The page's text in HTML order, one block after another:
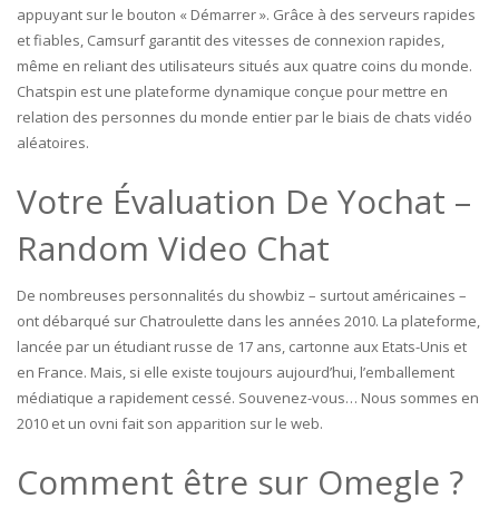
appuyant sur le bouton « Démarrer ». Grâce à des serveurs rapides
et fiables, Camsurf garantit des vitesses de connexion rapides,
même en reliant des utilisateurs situés aux quatre coins du monde.
Chatspin est une plateforme dynamique conçue pour mettre en
relation des personnes du monde entier par le biais de chats vidéo
aléatoires.
Votre Évaluation De Yochat –
Random Video Chat
De nombreuses personnalités du showbiz – surtout américaines –
ont débarqué sur Chatroulette dans les années 2010. La plateforme,
lancée par un étudiant russe de 17 ans, cartonne aux Etats-Unis et
en France. Mais, si elle existe toujours aujourd’hui, l’emballement
médiatique a rapidement cessé. Souvenez-vous… Nous sommes en
2010 et un ovni fait son apparition sur le web.
Comment être sur Omegle ?